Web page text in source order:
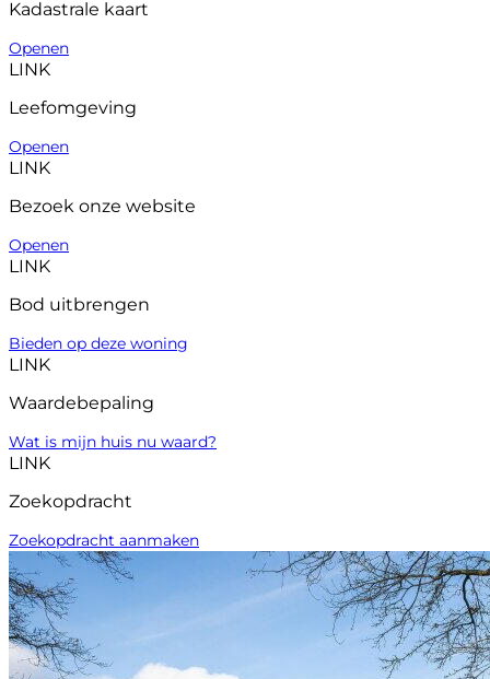
Kadastrale kaart
Openen
LINK
Leefomgeving
Openen
LINK
Bezoek onze website
Openen
LINK
Bod uitbrengen
Bieden op deze woning
LINK
Waardebepaling
Wat is mijn huis nu waard?
LINK
Zoekopdracht
Zoekopdracht aanmaken